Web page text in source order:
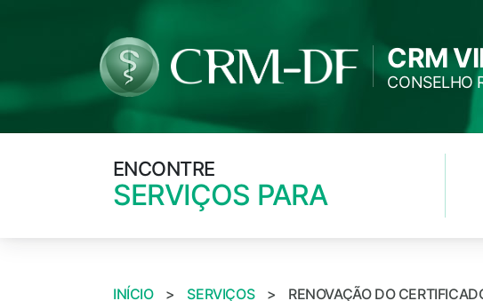
CRM
CONSELHO
ENCONTRE
SERVIÇOS PARA
INÍCIO > SERVIÇOS > RENOVAÇÃO DO